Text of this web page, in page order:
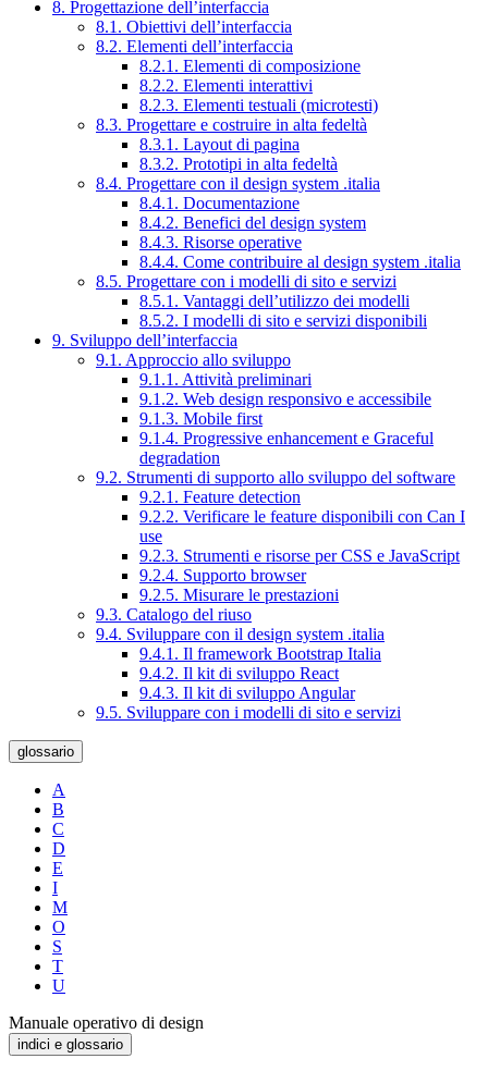
8. Progettazione dell’interfaccia
8.1. Obiettivi dell’interfaccia
8.2. Elementi dell’interfaccia
8.2.1. Elementi di composizione
8.2.2. Elementi interattivi
8.2.3. Elementi testuali (microtesti)
8.3. Progettare e costruire in alta fedeltà
8.3.1. Layout di pagina
8.3.2. Prototipi in alta fedeltà
8.4. Progettare con il design system .italia
8.4.1. Documentazione
8.4.2. Benefici del design system
8.4.3. Risorse operative
8.4.4. Come contribuire al design system .italia
8.5. Progettare con i modelli di sito e servizi
8.5.1. Vantaggi dell’utilizzo dei modelli
8.5.2. I modelli di sito e servizi disponibili
9. Sviluppo dell’interfaccia
9.1. Approccio allo sviluppo
9.1.1. Attività preliminari
9.1.2. Web design responsivo e accessibile
9.1.3. Mobile first
9.1.4. Progressive enhancement e Graceful
degradation
9.2. Strumenti di supporto allo sviluppo del software
9.2.1. Feature detection
9.2.2. Verificare le feature disponibili con Can I
use
9.2.3. Strumenti e risorse per CSS e JavaScript
9.2.4. Supporto browser
9.2.5. Misurare le prestazioni
9.3. Catalogo del riuso
9.4. Sviluppare con il design system .italia
9.4.1. Il framework Bootstrap Italia
9.4.2. Il kit di sviluppo React
9.4.3. Il kit di sviluppo Angular
9.5. Sviluppare con i modelli di sito e servizi
glossario
A
B
C
D
E
I
M
O
S
T
U
Manuale operativo di design
indici e glossario